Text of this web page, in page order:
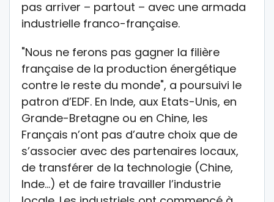
pas arriver – partout – avec une armada
industrielle franco-française.
"Nous ne ferons pas gagner la filière
française de la production énergétique
contre le reste du monde", a poursuivi le
patron d’EDF. En Inde, aux Etats-Unis, en
Grande-Bretagne ou en Chine, les
Français n’ont pas d’autre choix que de
s’associer avec des partenaires locaux,
de transférer de la technologie (Chine,
Inde…) et de faire travailler l’industrie